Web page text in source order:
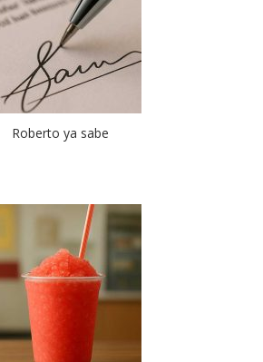
Roberto ya sabe